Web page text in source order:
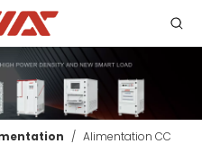
/ Alimentation CC